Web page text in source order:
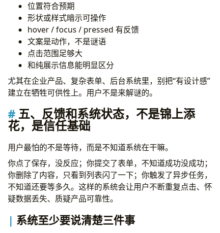
位置符合预期
形状或样式暗示可操作
hover / focus / pressed 有反馈
文案是动作，不是谜语
点击范围足够大
和纯展示信息能明显区分
尤其在企业产品、复杂表单、后台系统里，别把“有设计感”
建立在牺牲可供性上。用户不是来解谜的。
五、反馈和系统状态，不是锦上添
花，是信任基础
用户最怕的不是等待，而是不知道系统在干嘛。
你点了保存，没反应；你提交了表单，不知道成功没成功；
你删除了内容，只看到列表闪了一下；你触发了异步任务，
不知道还要等多久。这样的系统会让用户不断重复点击、怀
疑数据丢失、质疑产品可靠性。
系统至少要说清楚三件事